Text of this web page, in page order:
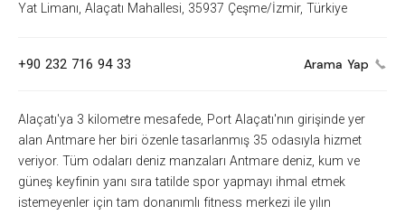
Yat Limanı, Alaçatı Mahallesi, 35937 Çeşme/İzmir, Türkiye
+90 232 716 94 33 Arama Yap
Alaçatı'ya 3 kilometre mesafede, Port Alaçatı'nın girişinde yer
alan Antmare her biri özenle tasarlanmış 35 odasıyla hizmet
veriyor. Tüm odaları deniz manzaları Antmare deniz, kum ve
güneş keyfinin yanı sıra tatilde spor yapmayı ihmal etmek
istemeyenler için tam donanımlı fitness merkezi ile yılın